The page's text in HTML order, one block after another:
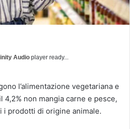
i
l
Audio player ready...
l’alimentazione vegetariana e
4,2% non mangia carne e pesce,
i prodotti di origine animale.